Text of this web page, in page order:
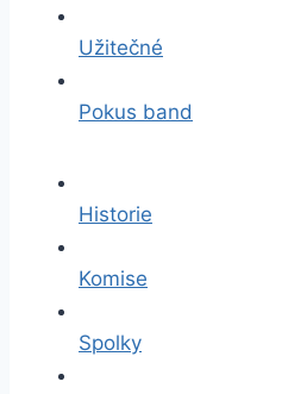
Užitečné
Pokus band
Historie
Komise
Spolky